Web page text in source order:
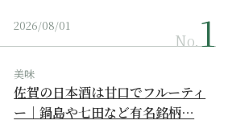
2026/08/01
No.
美味
佐賀の日本酒は甘口でフルーティ
ー｜鍋島や七田など有名銘柄…